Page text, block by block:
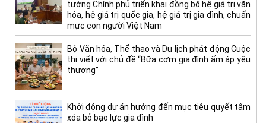
tướng Chính phủ triển khai đồng bộ hệ giá trị văn
hóa, hệ giá trị quốc gia, hệ giá trị gia đình, chuẩn
mực con người Việt Nam
Bộ Văn hóa, Thể thao và Du lịch phát động Cuộc
thi viết với chủ đề “Bữa cơm gia đình ấm áp yêu
thương”
Khởi động dự án hướng đến mục tiêu quyết tâm
xóa bỏ bạo lực gia đình